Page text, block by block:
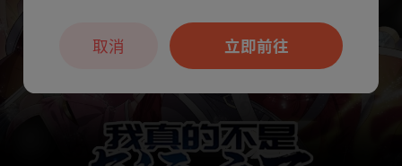
本章节仅支持App阅读，可打开App新用
户7天免费看立即前往
取消